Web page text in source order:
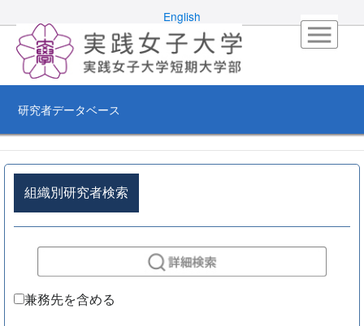
English
研究者データベース
組織別研究者検索
兼務先を含める